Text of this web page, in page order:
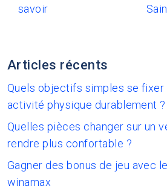
savoir
Articles récents
Quels objectifs simples se fixer
activité physique durablement ?
Quelles pièces changer sur un
rendre plus confortable ?
Gagner des bonus de jeu avec
winamax